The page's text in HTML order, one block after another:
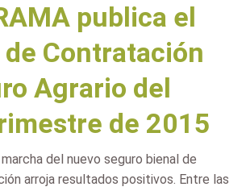
publica el
Contratación
Agrario del
de 2015
del nuevo seguro bienal de
arroja resultados positivos. Entre las